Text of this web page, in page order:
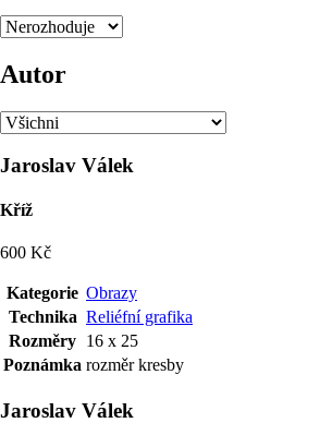
Autor
Jaroslav Válek
Kříž
600 Kč
Kategorie Obrazy
Technika Reliéfní grafika
Rozměry 16 x 25
Poznámka rozměr kresby
Jaroslav Válek